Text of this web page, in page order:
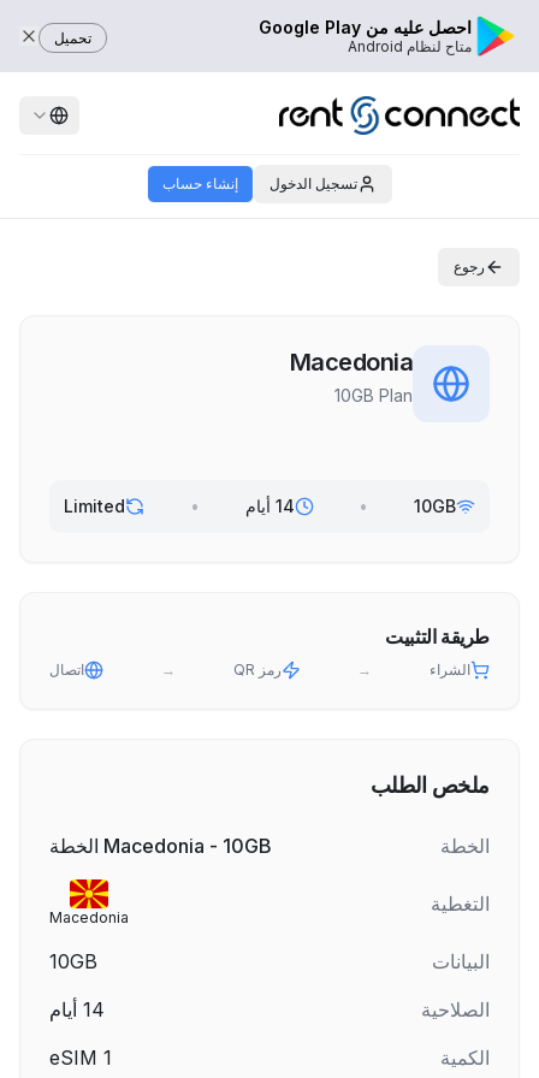
احصل عليه من Google Play
متاح لنظام Android تحميل
تسجيل الدخول إنشاء حساب
رجوع
Macedonia
10GB Plan
10GB
• 14 أيام •
Limited
طريقة التثبيت
الشراء → رمز QR → اتصال
ملخص الطلب
الخطة Macedonia - 10GB الخطة
التغطية
Macedonia
البيانات
10GB
الصلاحية
14 أيام
الكمية
1